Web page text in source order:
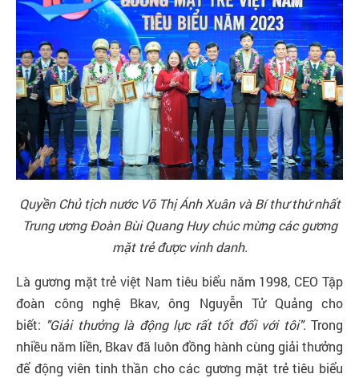
số
Quyền Chủ tịch nước Võ Thị Ánh Xuân và Bí thư thứ nhất
Trung ương Đoàn Bùi Quang Huy chúc mừng các gương
mặt trẻ được vinh danh.
Là gương mặt trẻ việt Nam tiêu biểu năm 1998, CEO Tập
đoàn công nghệ Bkav, ông Nguyễn Tử Quảng cho
biết: "Giải thưởng là động lực rất tốt đối với tôi".Trong
nhiều năm liền, Bkav đã luôn đồng hành cùng giải thưởng
để động viên tinh thần cho các gương mặt trẻ tiêu biểu